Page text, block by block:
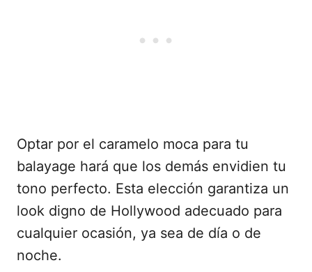
Optar por el caramelo moca para tu
balayage hará que los demás envidien tu
tono perfecto. Esta elección garantiza un
look digno de Hollywood adecuado para
cualquier ocasión, ya sea de día o de
noche.